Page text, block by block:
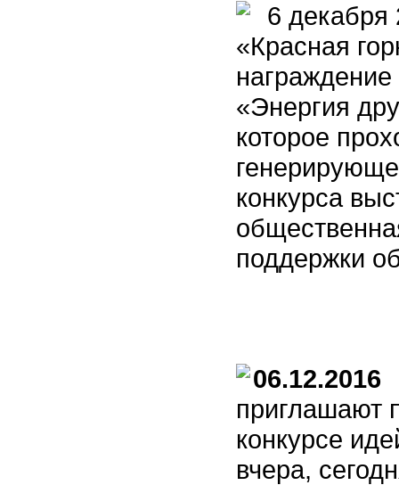
6 декабря
«Красная
награждение
«Энергия
которое
конкурса
поддержки
06.12.2016
приглашают
конкурсе
вчера,